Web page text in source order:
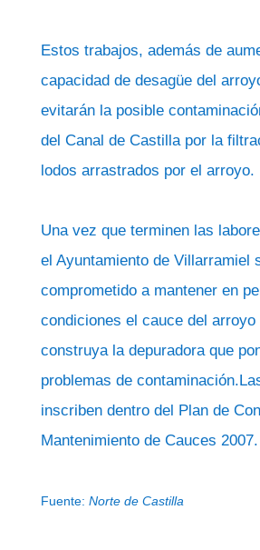
Estos trabajos, además de
capacidad de desagüe del
evitarán la posible
del Canal de Castilla por la
lodos arrastrados por el arroyo.
Una vez que terminen las
el Ayuntamiento de Villarramiel
comprometido a mantener en
condiciones el cauce del arroyo
construya la depuradora que
problemas de
inscriben dentro del Plan de
Mantenimiento de Cauces 2007.
Fuente: Norte de Castilla